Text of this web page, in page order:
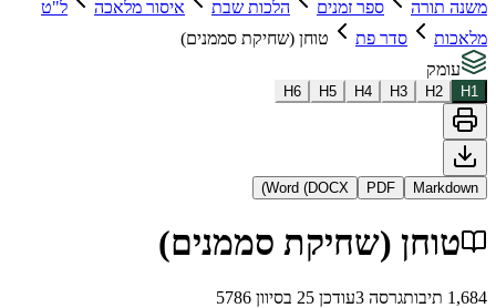
ספר זמנים הלכות שבת איסור מלאכה
ל"ט
סדר פת
טוחן (שחיקת סממנים)
H3
H4
H5
H6
PDF
Word (DOCX)
(שחיקת סממנים)
גרסה 3עודכן 25 בסיוון 5786